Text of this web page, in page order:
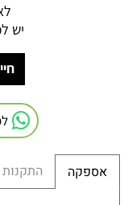
יש
אספקה התקנות